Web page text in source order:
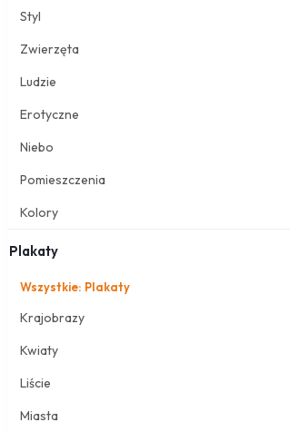
Styl
Zwierzęta
Ludzie
Erotyczne
Niebo
Pomieszczenia
Kolory
Plakaty
Wszystkie: Plakaty
Krajobrazy
Kwiaty
Liście
Miasta